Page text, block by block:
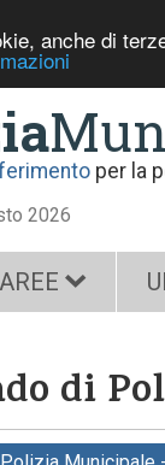
anche di
per la
2026
AREE
di